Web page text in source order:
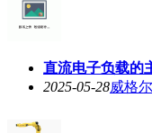
直流电子负载的
2025-05-28威格